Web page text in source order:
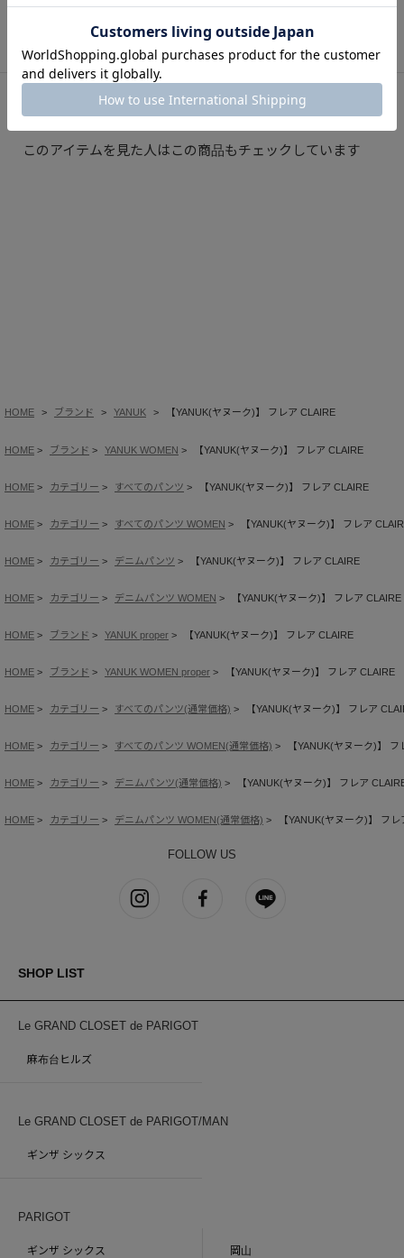
SNAP 関連スナップ
このアイテムを見た人はこの商品もチェックしています
HOME ブランド YANUK 【YANUK(ヤヌーク)】 フレア CLAIRE
HOME ブランド YANUK WOMEN 【YANUK(ヤヌーク)】 フレア CLAIRE
HOME カテゴリー すべてのパンツ 【YANUK(ヤヌーク)】 フレア CLAIRE
HOME カテゴリー すべてのパンツ WOMEN 【YANUK(ヤヌーク)】 フレア
HOME カテゴリー デニムパンツ 【YANUK(ヤヌーク)】 フレア CLAIRE
HOME カテゴリー デニムパンツ WOMEN 【YANUK(ヤヌーク)】 フレア CLAIRE
HOME ブランド YANUK proper 【YANUK(ヤヌーク)】 フレア CLAIRE
HOME ブランド YANUK WOMEN proper 【YANUK(ヤヌーク)】 フレア CLAIRE
HOME カテゴリー すべてのパンツ(通常価格) 【YANUK(ヤヌーク)】 フレア
HOME カテゴリー すべてのパンツ WOMEN(通常価格) 【YANUK(ヤヌーク)】 フ
HOME カテゴリー デニムパンツ(通常価格) 【YANUK(ヤヌーク)】 フレア
HOME カテゴリー デニムパンツ WOMEN(通常価格) 【YANUK(ヤヌーク)】 フ
FOLLOW US
SHOP LIST
Le GRAND CLOSET de PARIGOT
麻布台ヒルズ
Le GRAND CLOSET de PARIGOT/MAN
ギンザ シックス
PARIGOT
ギンザ シックス 岡山